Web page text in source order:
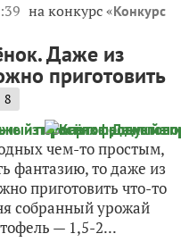
на конкурс «Конкурс
Даже из
приготовить
8
чем-то простым,
фантазию, то даже из
приготовить что-то
собранный урожай
— 1,5-2...